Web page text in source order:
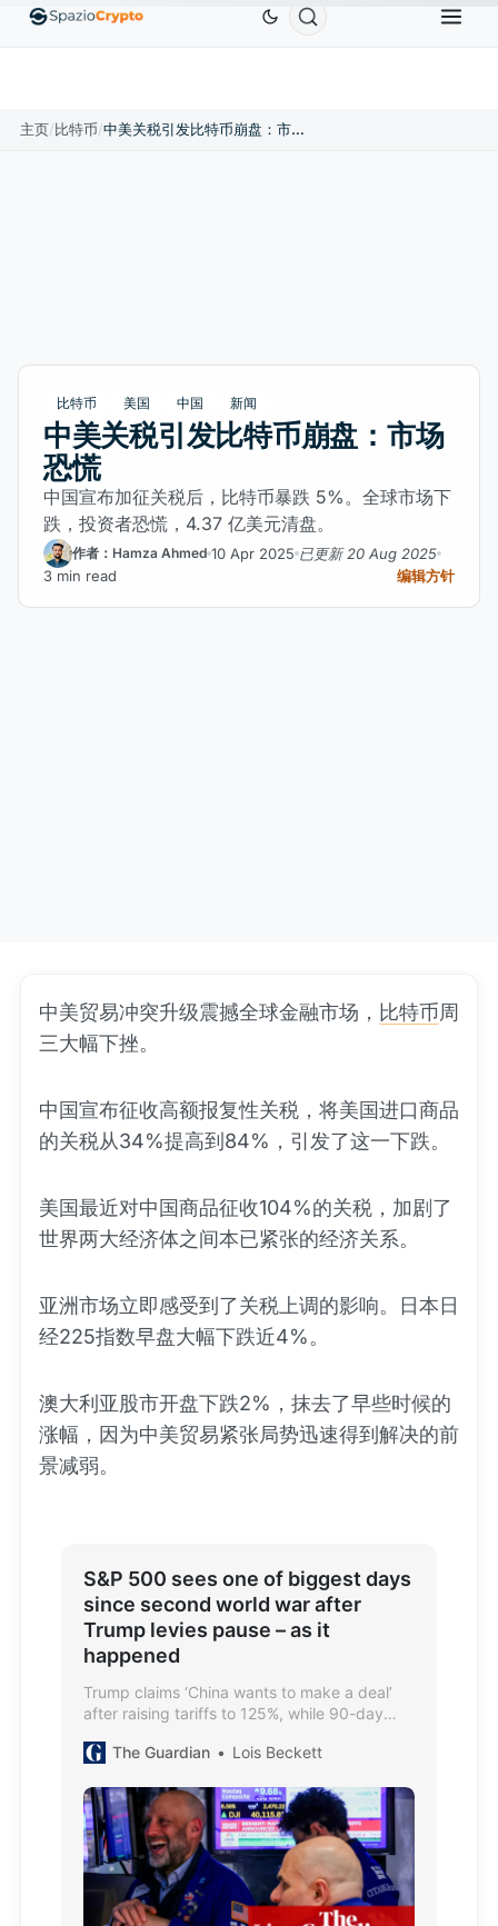
EthereumETHUS$1,880.58 TetherUSDT ↑0.00%
主页/比特币/ 中美关税引发比特币崩盘：市场恐慌
比特币 美国 中国 新闻
中美关税引发比特币崩盘：市场
恐慌
中国宣布加征关税后，比特币暴跌 5%。全球市场下
跌，投资者恐慌，4.37 亿美元清盘。
作者：Hamza Ahmed 10 Apr 2025 已更新 20 Aug 2025
3 min read
编辑方针
中美贸易冲突升级震撼全球金融市场， 比特币周
三大幅下挫。
中国宣布征收高额报复性关税，将美国进口商品
的关税从34%提高到84%，引发了这一下跌。
美国最近对中国商品征收104%的关税，加剧了
世界两大经济体之间本已紧张的经济关系。
亚洲市场立即感受到了关税上调的影响。日本日
经225指数早盘大幅下跌近4%。
澳大利亚股市开盘下跌2%，抹去了早些时候的
涨幅，因为中美贸易紧张局势迅速得到解决的前
景减弱。
S&P 500 sees one of biggest days
since second world war after
Trump levies pause – as it
happened
Trump claims ‘China wants to make a deal’
after raising tariffs to 125%, while 90-day
surgeThe Guardian Lois Beckett